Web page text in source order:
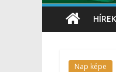
HÍREK
Nap képe